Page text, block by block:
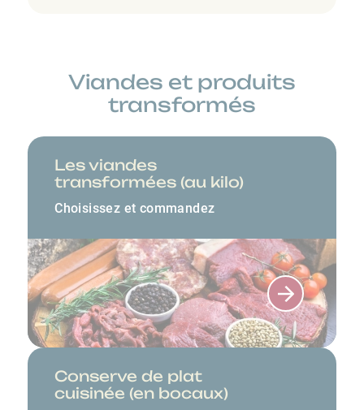
Viandes et produits
transformés
Les viandes
transformées (au kilo)
Choisissez et commandez
Conserve de plat
cuisinée (en bocaux)